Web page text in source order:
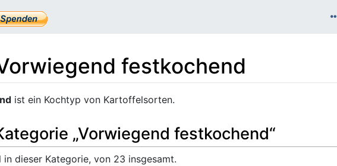
festkochend
,Suche
ist ein Kochtyp von Kartoffelsorten.
„Vorwiegend festkochend“
in dieser Kategorie, von 23 insgesamt.